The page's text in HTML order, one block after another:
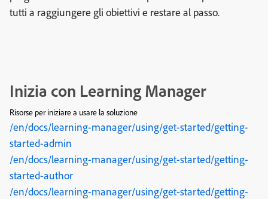
tutti a raggiungere gli obiettivi e restare al passo.
Inizia con Learning Manager
Risorse per iniziare a usare la soluzione
/en/docs/learning-manager/using/get-started/getting-
started-admin
/en/docs/learning-manager/using/get-started/getting-
started-author
/en/docs/learning-manager/using/get-started/getting-